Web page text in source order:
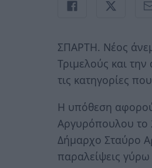
ΣΠΑΡΤΗ. Νέος
Τριμελούς και
τις κατηγορίες
Η υπόθεση
Αργυρόπουλου το
Δήμαρχο Σταύρο
παραλείψεις